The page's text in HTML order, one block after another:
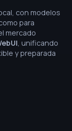
con modelos
para
mercado
, unificando
y preparada